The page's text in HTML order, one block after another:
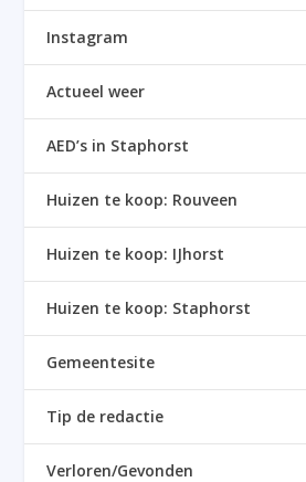
Instagram
Actueel weer
AED’s in Staphorst
Huizen te koop: Rouveen
Huizen te koop: IJhorst
Huizen te koop: Staphorst
Gemeentesite
Tip de redactie
Verloren/Gevonden